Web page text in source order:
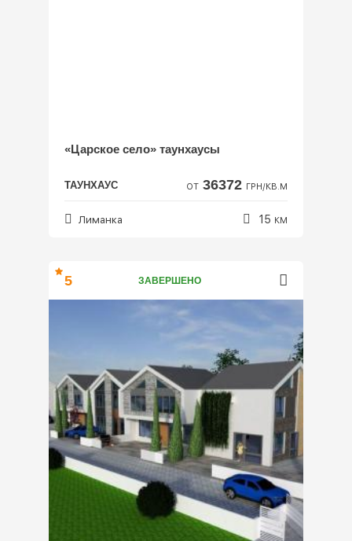
«Царское село» таунхаусы
ТАУНХАУС ОТ 36372 ГРН/КВ.М
Лиманка 15 КМ
5 ЗАВЕРШЕНО